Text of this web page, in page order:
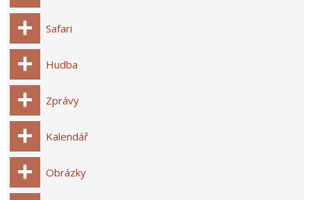
Safari
Hudba
Zprávy
Kalendář
Obrázky